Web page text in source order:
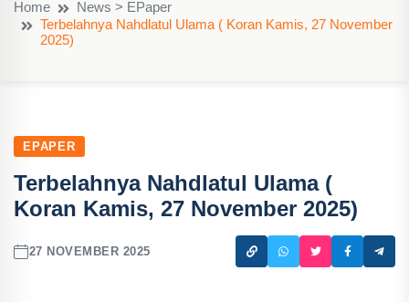
Home
News > EPaper
Terbelahnya Nahdlatul Ulama ( Koran Kamis, 27 November
2025)
EPAPER
Terbelahnya Nahdlatul Ulama (
Koran Kamis, 27 November 2025)
27 NOVEMBER 2025